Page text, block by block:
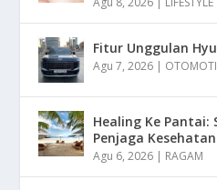
Fitur Unggulan
Agu 7, 2026 |
Healing Ke Pantai:
Penjaga Kesehatan
Agu 6, 2026 | RAGAM